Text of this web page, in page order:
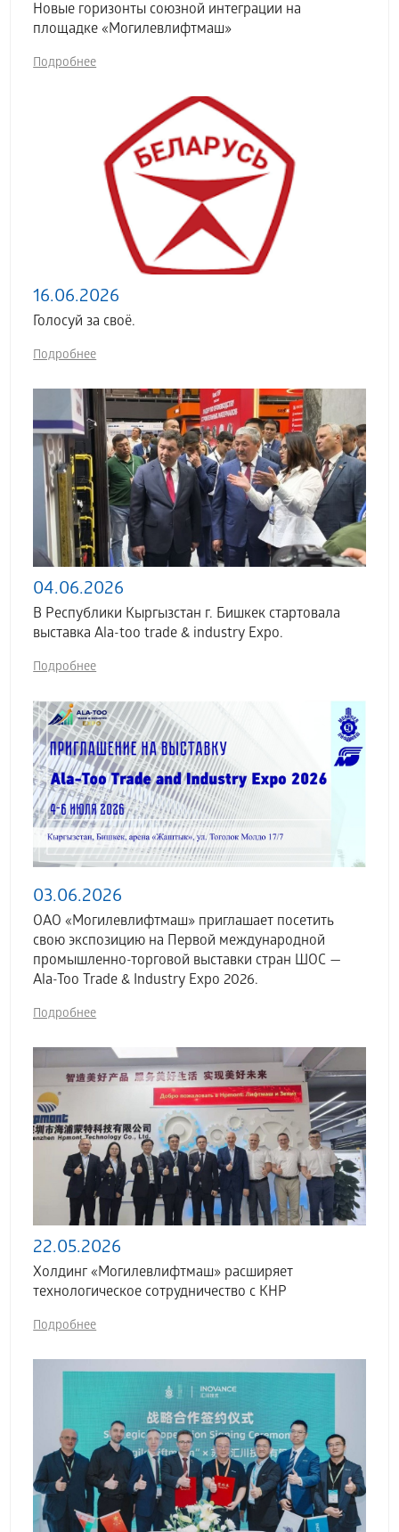
Новые горизонты союзной интеграции на
площадке «Могилевлифтмаш»
Подробнее
16.06.2026
Голосуй за своё.
Подробнее
04.06.2026
В Республики Кыргызстан г. Бишкек стартовала
выставка Аla-too trade & industry Expo.
Подробнее
03.06.2026
ОАО «Могилевлифтмаш» приглашает посетить
свою экспозицию на Первой международной
промышленно-торговой выставки стран ШОС —
Ala-Too Trade & Industry Expo 2026.
Подробнее
22.05.2026
Холдинг «Могилевлифтмаш» расширяет
технологическое сотрудничество с КНР
Подробнее